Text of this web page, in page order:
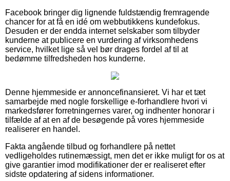
Facebook bringer dig lignende fuldstændig fremragende
chancer for at få en idé om webbutikkens kundefokus.
Desuden er der endda internet selskaber som tilbyder
kunderne at publicere en vurdering af virksomhedens
service, hvilket lige så vel bør drages fordel af til at
bedømme tilfredsheden hos kunderne.
Denne hjemmeside er annoncefinansieret. Vi har et tæt
samarbejde med nogle forskellige e-forhandlere hvori vi
markedsfører forretningernes varer, og indhenter honorar i
tilfælde af at en af de besøgende på vores hjemmeside
realiserer en handel.
Fakta angående tilbud og forhandlere på nettet
vedligeholdes rutinemæssigt, men det er ikke muligt for os at
give garantier imod modifikationer der er realiseret efter
sidste opdatering af sidens informationer.